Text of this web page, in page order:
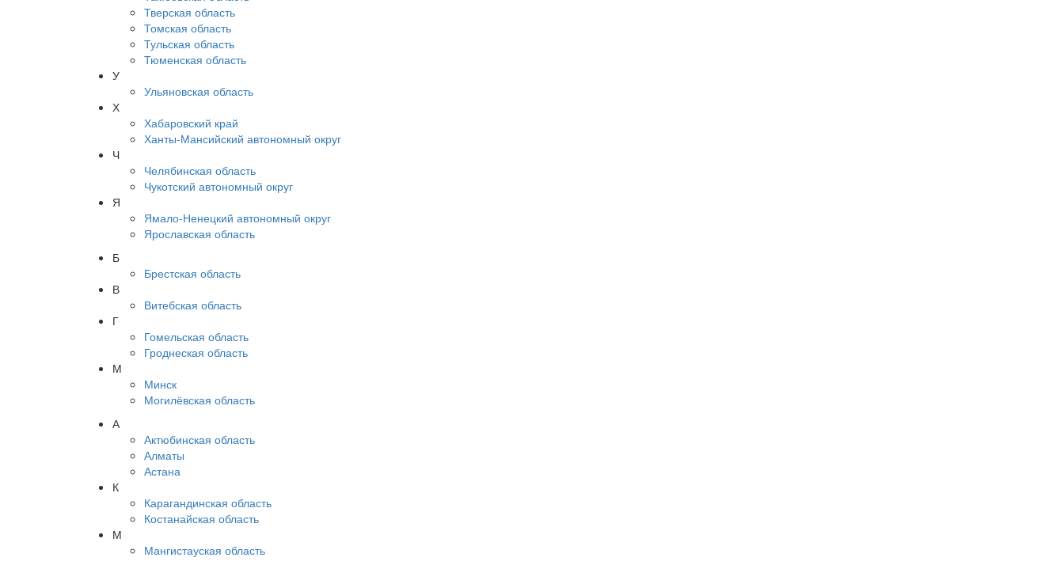
Тверская область
Томская область
Тульская область
Тюменская область
У
Ульяновская область
Х
Хабаровский край
Ханты-Мансийский автономный округ
Ч
Челябинская область
Чукотский автономный округ
Я
Ямало-Ненецкий автономный округ
Ярославская область
Б
Брестская область
В
Витебская область
Г
Гомельская область
Гроднеская область
М
Минск
Могилёвская область
А
Актюбинская область
Алматы
Астана
К
Карагандинская область
Костанайская область
М
Мангистауская область